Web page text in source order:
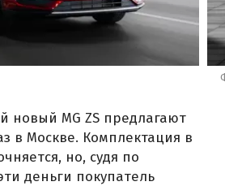
новый MG ZS предлагают
в Москве. Комплектация в
но, судя по
деньги покупатель